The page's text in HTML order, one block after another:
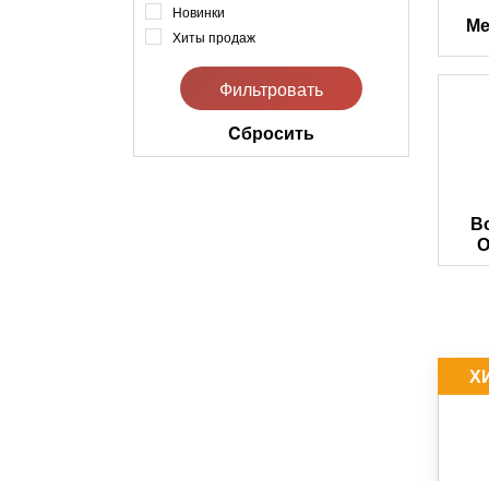
Новинки
Хиты продаж
Cбросить